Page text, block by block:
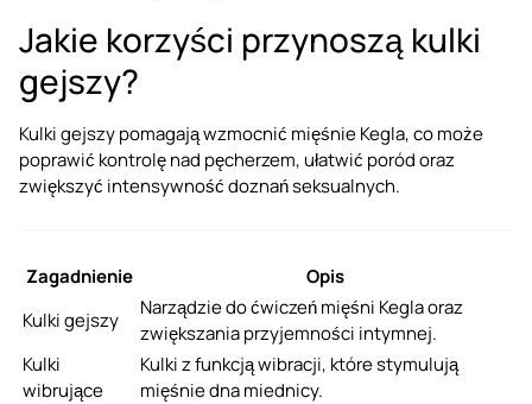
Jakie korzyści przynoszą kulki
gejszy?
Kulki gejszy pomagają wzmocnić mięśnie Kegla, co może
poprawić kontrolę nad pęcherzem, ułatwić poród oraz
zwiększyć intensywność doznań seksualnych.
Zagadnienie
Opis
Kulki gejszy
Narządzie do ćwiczeń mięśni Kegla oraz
zwiększania przyjemności intymnej.
Kulki
wibrujące
Kulki z funkcją wibracji, które stymulują
mięśnie dna miednicy.